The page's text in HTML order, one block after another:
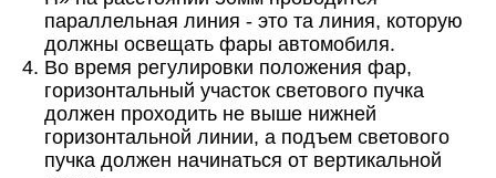
параллельная линия - это та линия, которую
должны освещать фары автомобиля.
Во время регулировки положения фар,
горизонтальный участок светового пучка
должен проходить не выше нижней
горизонтальной линии, а подъем светового
пучка должен начинаться от вертикальной